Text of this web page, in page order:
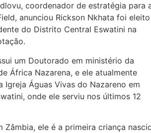
coordenador de estratégia para
anunciou Rickson Nkhata foi eleito
do Distrito Central Eswatini na
um Doutorado em ministério da
África Nazarena, e ele atualmente
Igreja Águas Vivas do Nazareno em
onde ele serviu nos últimos 12
Zâmbia, ele é a primeira criança